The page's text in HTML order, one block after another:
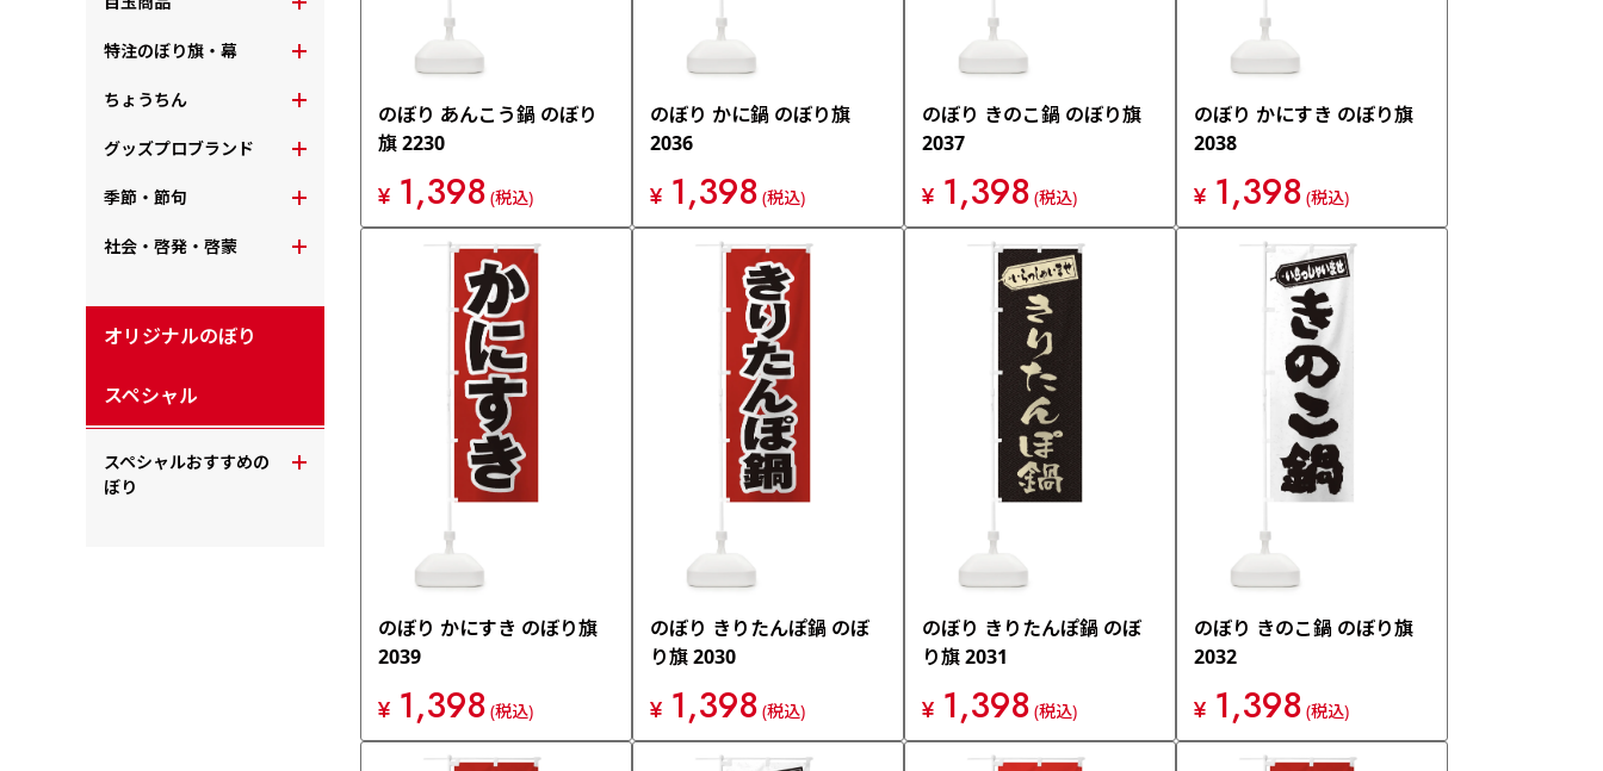
特注のぼり旗・幕
ちょうちん
グッズプロブランド
季節・節句
社会・啓発・啓蒙
オリジナルのぼり
スペシャル
スペシャルおすすめの
ぼり
のぼり あんこう鍋 のぼり
旗 2230
¥ 1,398 (税込)
のぼり かに鍋 のぼり旗
2036
¥ 1,398 (税込)
のぼり きのこ鍋 のぼり旗
2037
¥ 1,398 (税込)
のぼり かにすき のぼり旗
2038
¥ 1,398 (税込)
のぼり かにすき のぼり旗
2039
¥ 1,398 (税込)
のぼり きりたんぽ鍋 のぼ
り旗 2030
¥ 1,398 (税込)
のぼり きりたんぽ鍋 のぼ
り旗 2031
¥ 1,398 (税込)
のぼり きのこ鍋 のぼり旗
2032
¥ 1,398 (税込)